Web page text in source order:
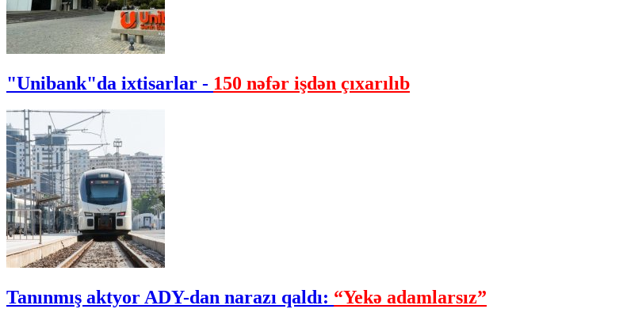
"Unibank"da ixtisarlar - 150 nəfər işdən çıxarılıb
Tanınmış aktyor ADY-dan narazı qaldı: “Yekə adamlarsız”